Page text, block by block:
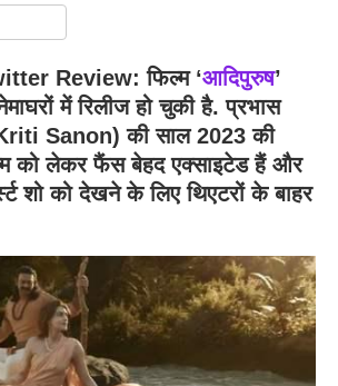
Review: फिल्म ‘आदिपुरुष’
में रिलीज हो चुकी है. प्रभास
Sanon) की साल 2023 की
को लेकर फैंस बेहद एक्साइटेड हैं और
शो को देखने के लिए थिएटरों के बाहर